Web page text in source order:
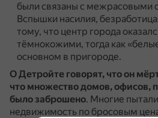
были связаны с межрасовыми
Вспышки насилия,
тому, что центр города
тёмнокожими, тогда как
основном в пригороде.
О Детройте говорят, что он
что множество домов, офисов,
было заброшено. Многие
недвижимость по бросовым